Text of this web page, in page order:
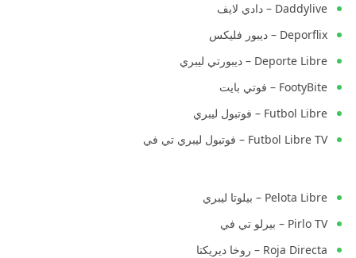
Daddylive – دادي لايف
Deporflix – ديبور فليكس
Deporte Libre – ديبورتي ليبري
FootyBite – فوتي بايت
Futbol Libre – فوتبول ليبري
Futbol Libre TV – فوتبول ليبري تي في
Pelota Libre – بيلوتا ليبري
Pirlo TV – بيرلو تي في
Roja Directa – روخا ديريكتا